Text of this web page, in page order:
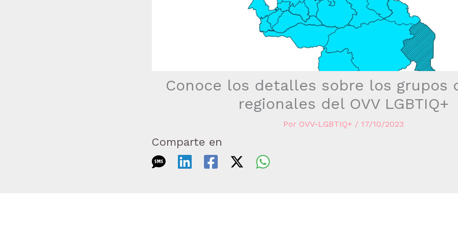
Conoce los detalles sobre los grupos
regionales del OVV LGBTIQ+
Por OVV-LGBTIQ+ / 17/10/2023
Comparte en